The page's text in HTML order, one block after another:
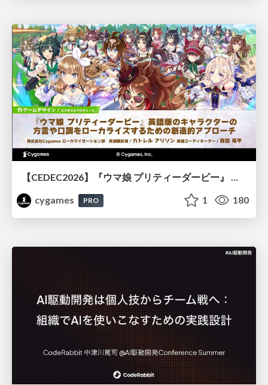
【CEDEC2026】『ウマ娘 プリティーダービー』 英語版のキャラクターの方言や口調をローカライズするための創造的アプローチ
cygames
PRO 1 180